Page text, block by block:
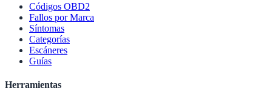
Códigos OBD2
Fallos por Marca
Síntomas
Categorías
Escáneres
Guías
Herramientas